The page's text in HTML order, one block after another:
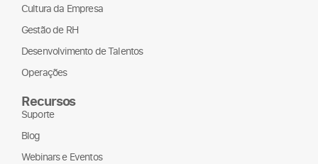
Cultura da Empresa
Gestão de RH
Desenvolvimento de Talentos
Operações
Recursos
Suporte
Blog
Webinars e Eventos